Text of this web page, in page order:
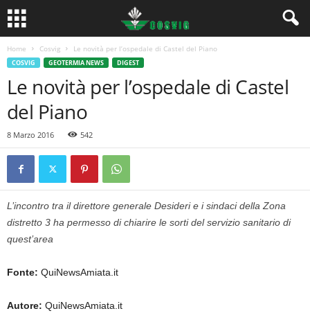
Home Cosvig Le novità per l’ospedale di Castel del Piano
COSVIG GEOTERMIA NEWS DIGEST
Le novità per l’ospedale di Castel
del Piano
8 Marzo 2016 542
L’incontro tra il direttore generale Desideri e i sindaci della Zona
distretto 3 ha permesso di chiarire le sorti del servizio sanitario di
quest’area
Fonte: QuiNewsAmiata.it
Autore: QuiNewsAmiata.it